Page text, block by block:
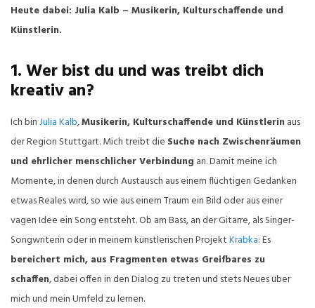
Heute dabei: Julia Kalb – Musikerin, Kulturschaffende und
Künstlerin.
1. Wer bist du und was treibt dich
kreativ an?
Ich binJulia Kalb,Musikerin, Kulturschaffende und Künstlerinaus
der Region Stuttgart. Mich treibt die Suche nach Zwischenräumen
und ehrlicher menschlicher Verbindung an. Damit meine ich
Momente, in denen durch Austausch aus einem flüchtigen Gedanken
etwas Reales wird, so wie aus einem Traum ein Bild oder aus einer
vagen Idee ein Song entsteht. Ob am Bass, an der Gitarre, als Singer-
Songwriterin oder in meinem künstlerischen ProjektKrabka: Es
bereichert mich, aus Fragmenten etwas Greifbares zu
schaffen, dabei offen in den Dialog zu treten und stets Neues über
mich und mein Umfeld zu lernen.